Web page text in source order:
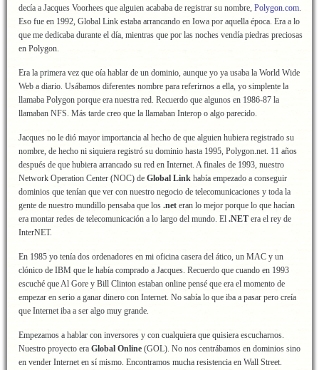
decía a Jacques Voorhees que alguien acababa de registrar su nombre, Polygon.com.
Eso fue en 1992, Global Link estaba arrancando en Iowa por aquella época. Era a lo
que me dedicaba durante el día, mientras que por las noches vendía piedras preciosas
en Polygon.
Era la primera vez que oía hablar de un dominio, aunque yo ya usaba la World Wide
Web a diario. Usábamos diferentes nombre para referirnos a ella, yo simplente la
llamaba Polygon porque era nuestra red. Recuerdo que algunos en 1986-87 la
llamaban NFS. Más tarde creo que la llamaban Interop o algo parecido.
Jacques no le dió mayor importancia al hecho de que alguien hubiera registrado su
nombre, de hecho ni siquiera registró su dominio hasta 1995, Polygon.net. 11 años
después de que hubiera arrancado su red en Internet. A finales de 1993, nuestro
Network Operation Center (NOC) de Global Link había empezado a conseguir
dominios que tenían que ver con nuestro negocio de telecomunicaciones y toda la
gente de nuestro mundillo pensaba que los .net eran lo mejor porque lo que hacían
era montar redes de telecomunicación a lo largo del mundo. El .NET era el rey de
InterNET.
En 1985 yo tenía dos ordenadores en mi oficina casera del ático, un MAC y un
clónico de IBM que le había comprado a Jacques. Recuerdo que cuando en 1993
escuché que Al Gore y Bill Clinton estaban online pensé que era el momento de
empezar en serio a ganar dinero con Internet. No sabía lo que iba a pasar pero creía
que Internet iba a ser algo muy grande.
Empezamos a hablar con inversores y con cualquiera que quisiera escucharnos.
Nuestro proyecto era Global Online (GOL). No nos centrábamos en dominios sino
en vender Internet en sí mismo. Encontramos mucha resistencia en Wall Street.